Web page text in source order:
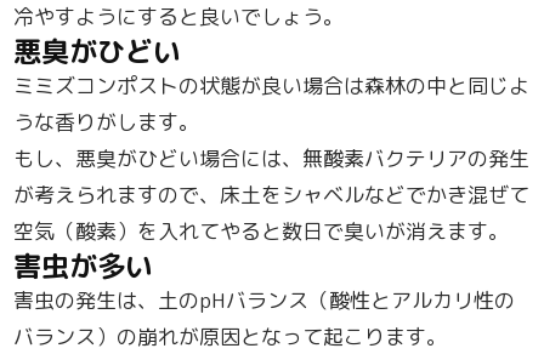
冷やすようにすると良いでしょう。
悪臭がひどい
ミミズコンポストの状態が良い場合は森林の中と同じよ
うな香りがします。
もし、悪臭がひどい場合には、無酸素バクテリアの発生
が考えられますので、床土をシャベルなどでかき混ぜて
空気（酸素）を入れてやると数日で臭いが消えます。
害虫が多い
害虫の発生は、土のpHバランス（酸性とアルカリ性の
バランス）の崩れが原因となって起こります。